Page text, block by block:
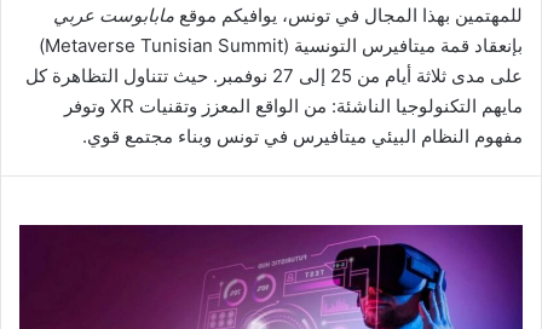
للمهتمين بهذا المجال في تونس، يوافيكم موقع مابابوست عربي
بإنعقاد قمة ميتافيرس التونسية (Metaverse Tunisian Summit
)
على مدى ثلاثة أيام من 25 إلى 27 نوفمبر. حيث تتناول التظاهرة كل
مايهم التكنولوجيا الناشئة: من الواقع المعزز وتقنيات XR وتوفر
مفهوم النظام البيئي ميتافيرس في تونس وبناء مجتمع قوي.